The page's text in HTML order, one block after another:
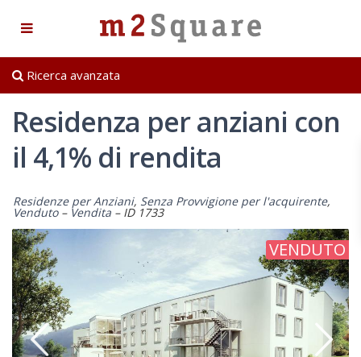
Ricerca avanzata
Residenza per anziani con
il 4,1% di rendita
Residenze per Anziani, Senza Provvigione per l'acquirente,
Venduto– Vendita – ID 1733
VENDUTO